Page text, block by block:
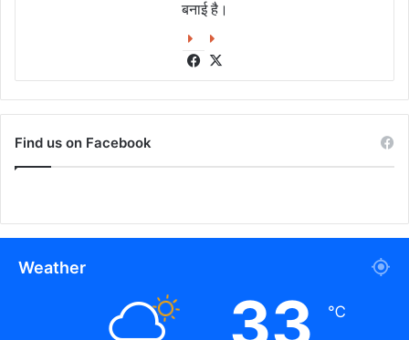
बनाई है।
Facebook
Find us on Facebook
Weather
33 ℃